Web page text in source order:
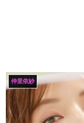
仲里依紗